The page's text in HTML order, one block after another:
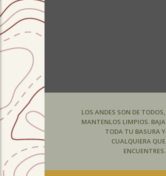
LOS ANDES SON DE TODOS,
MANTENLOS LIMPIOS. BAJA
TODA TU BASURA Y
CUALQUIERA QUE
ENCUENTRES.